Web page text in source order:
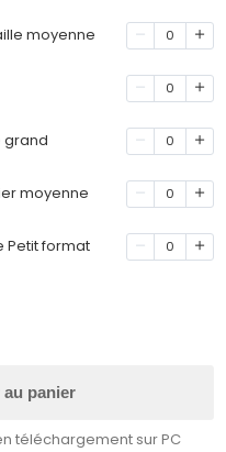
moyenne 0
0
grand 0
moyenne 0
Petit format 0
panier
téléchargement sur PC